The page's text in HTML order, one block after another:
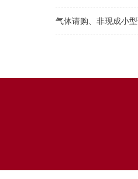
气体请购、非现成小